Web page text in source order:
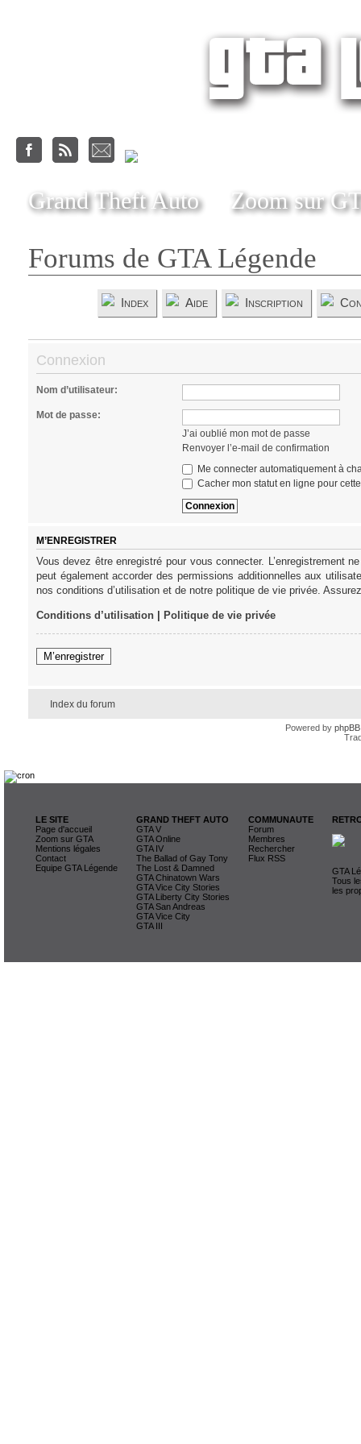
Grand Theft Auto Zoom sur
Forums de GTA Légende
Index Aide Inscription
Connexion
Nom d’utilisateur:
Mot de passe:
J’ai oublié mon mot de passe
Renvoyer l’e-mail de confirmation
Me connecter automatiquement à
Cacher mon statut en ligne pour
M’ENREGISTRER
Vous devez être enregistré pour vous connecter. L’enregistrement
peut également accorder des permissions additionnelles aux
nos conditions d’utilisation et de notre politique de vie privée.
Conditions d’utilisation| Politique de vie privée
M’enregistrer
Index du forum
Powered by phpBB
LE SITE
Page d'accueil
Zoom sur GTA
Mentions légales
Contact
Equipe GTA Légende
GRAND THEFT AUTO
GTA V
GTA Online
GTA IV
The Ballad of Gay Tony
The Lost & Damned
GTA Chinatown Wars
GTA Vice City Stories
GTA Liberty City Stories
GTA San Andreas
GTA Vice City
GTA III
COMMUNAUTE
Forum
Membres
Rechercher
Flux RSS
GTA
Tous
les